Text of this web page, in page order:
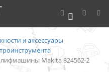
0
и аксессуары
Makita 824562-2